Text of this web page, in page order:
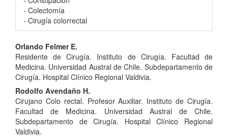
- Colectomía
- Cirugía colorrectal
Contenido
principal
del
artículo
Orlando Felmer E.
Residente de Cirugía. Instituto de Cirugía. Facultad de
Medicina. Universidad Austral de Chile. Subdepartamento de
Cirugía. Hospital Clínico Regional Valdivia.
Rodolfo Avendaño H.
Cirujano Colo rectal. Profesor Auxiliar. Instituto de Cirugía.
Facultad de Medicina. Universidad Austral de Chile.
Subdepartamento de Cirugía. Hospital Clínico Regional
Valdivia.